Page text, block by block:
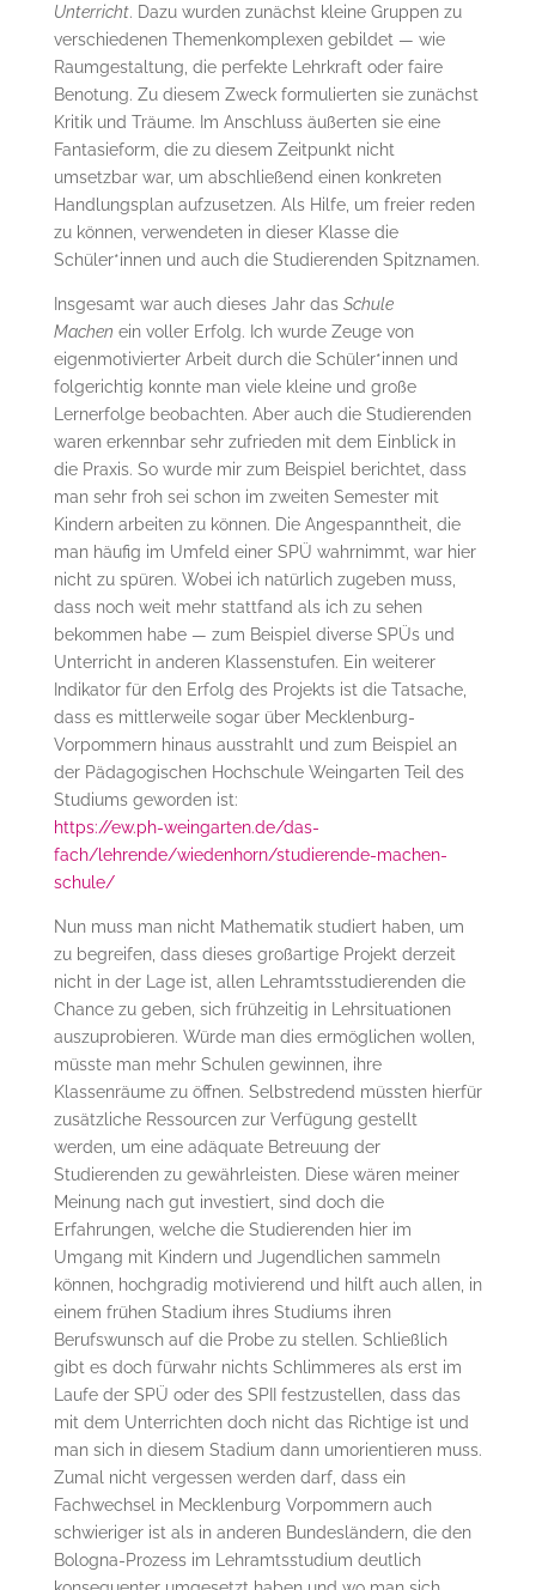
Unterricht. Dazu wurden zunächst kleine Gruppen zu
verschiedenen Themenkomplexen gebildet — wie
Raumgestaltung, die perfekte Lehrkraft oder faire
Benotung. Zu diesem Zweck formulierten sie zunächst
Kritik und Träume. Im Anschluss äußerten sie eine
Fantasieform, die zu diesem Zeitpunkt nicht
umsetzbar war, um abschließend einen konkreten
Handlungsplan aufzusetzen. Als Hilfe, um freier reden
zu können, verwendeten in dieser Klasse die
Schüler*innen und auch die Studierenden Spitznamen.
Insgesamt war auch dieses Jahr das Schule
Machen ein voller Erfolg. Ich wurde Zeuge von
eigenmotivierter Arbeit durch die Schüler*innen und
folgerichtig konnte man viele kleine und große
Lernerfolge beobachten. Aber auch die Studierenden
waren erkennbar sehr zufrieden mit dem Einblick in
die Praxis. So wurde mir zum Beispiel berichtet, dass
man sehr froh sei schon im zweiten Semester mit
Kindern arbeiten zu können. Die Angespanntheit, die
man häufig im Umfeld einer SPÜ wahrnimmt, war hier
nicht zu spüren. Wobei ich natürlich zugeben muss,
dass noch weit mehr stattfand als ich zu sehen
bekommen habe — zum Beispiel diverse SPÜs und
Unterricht in anderen Klassenstufen. Ein weiterer
Indikator für den Erfolg des Projekts ist die Tatsache,
dass es mittlerweile sogar über Mecklenburg-
Vorpommern hinaus ausstrahlt und zum Beispiel an
der Pädagogischen Hochschule Weingarten Teil des
Studiums geworden ist:
https://ew.ph-weingarten.de/das-
fach/lehrende/wiedenhorn/studierende-machen-
schule/
Nun muss man nicht Mathematik studiert haben, um
zu begreifen, dass dieses großartige Projekt derzeit
nicht in der Lage ist, allen Lehramtsstudierenden die
Chance zu geben, sich frühzeitig in Lehrsituationen
auszuprobieren. Würde man dies ermöglichen wollen,
müsste man mehr Schulen gewinnen, ihre
Klassenräume zu öffnen. Selbstredend müssten hierfür
zusätzliche Ressourcen zur Verfügung gestellt
werden, um eine adäquate Betreuung der
Studierenden zu gewährleisten. Diese wären meiner
Meinung nach gut investiert, sind doch die
Erfahrungen, welche die Studierenden hier im
Umgang mit Kindern und Jugendlichen sammeln
können, hochgradig motivierend und hilft auch allen, in
einem frühen Stadium ihres Studiums ihren
Berufswunsch auf die Probe zu stellen. Schließlich
gibt es doch fürwahr nichts Schlimmeres als erst im
Laufe der SPÜ oder des SPII festzustellen, dass das
mit dem Unterrichten doch nicht das Richtige ist und
man sich in diesem Stadium dann umorientieren muss.
Zumal nicht vergessen werden darf, dass ein
Fachwechsel in Mecklenburg Vorpommern auch
schwieriger ist als in anderen Bundesländern, die den
Bologna-Prozess im Lehramtsstudium deutlich